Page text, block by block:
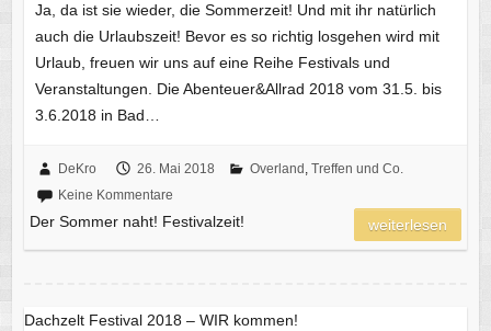
Ja, da ist sie wieder, die Sommerzeit! Und mit ihr natürlich
auch die Urlaubszeit! Bevor es so richtig losgehen wird mit
Urlaub, freuen wir uns auf eine Reihe Festivals und
Veranstaltungen. Die Abenteuer&Allrad 2018 vom 31.5. bis
3.6.2018 in Bad…
DeKro 26. Mai 2018 Overland , Treffen und Co.
Keine Kommentare
Der Sommer naht! Festivalzeit! weiterlesen
Dachzelt Festival 2018 – WIR kommen!